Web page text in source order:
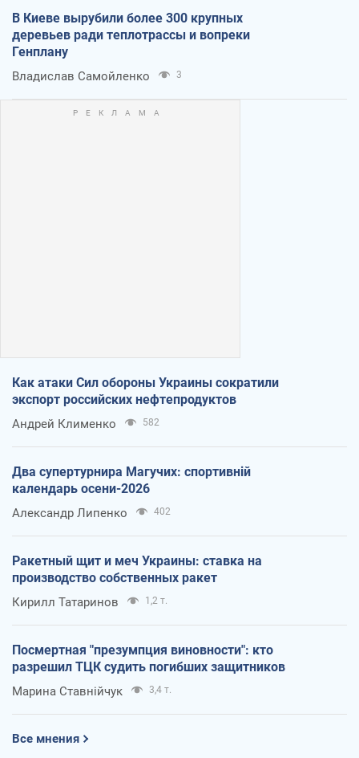
В Киеве вырубили более 300 крупных
деревьев ради теплотрассы и вопреки
Генплану
Владислав Самойленко 3
Как атаки Сил обороны Украины сократили
экспорт российских нефтепродуктов
Андрей Клименко 582
Два супертурнира Магучих: спортивній
календарь осени-2026
Александр Липенко 402
Ракетный щит и меч Украины: ставка на
производство собственных ракет
Кирилл Татаринов 1,2 т.
Посмертная "презумпция виновности": кто
разрешил ТЦК судить погибших защитников
Марина Ставнійчук 3,4 т.
Все мнения